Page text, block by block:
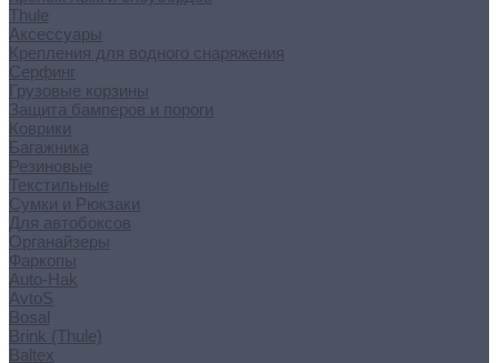
Thule
Аксессуары
Крепления для водного снаряжения
Серфинг
Грузовые корзины
Защита бамперов и пороги
Коврики
Багажника
Резиновые
Текстильные
Сумки и Рюкзаки
Для автобоксов
Органайзеры
Фаркопы
Auto-Hak
AvtoS
Bosal
Brink (Thule)
Baltex